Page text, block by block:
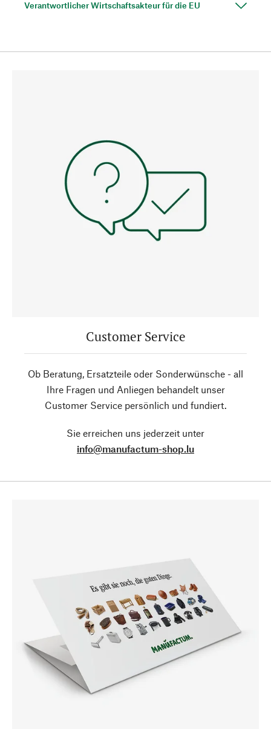
Verantwortlicher Wirtschaftsakteur für die EU
Customer Service
Ob Beratung, Ersatzteile oder Sonderwünsche - all
Ihre Fragen und Anliegen behandelt unser
Customer Service persönlich und fundiert.
Sie erreichen uns jederzeit unter
info@manufactum-shop.lu